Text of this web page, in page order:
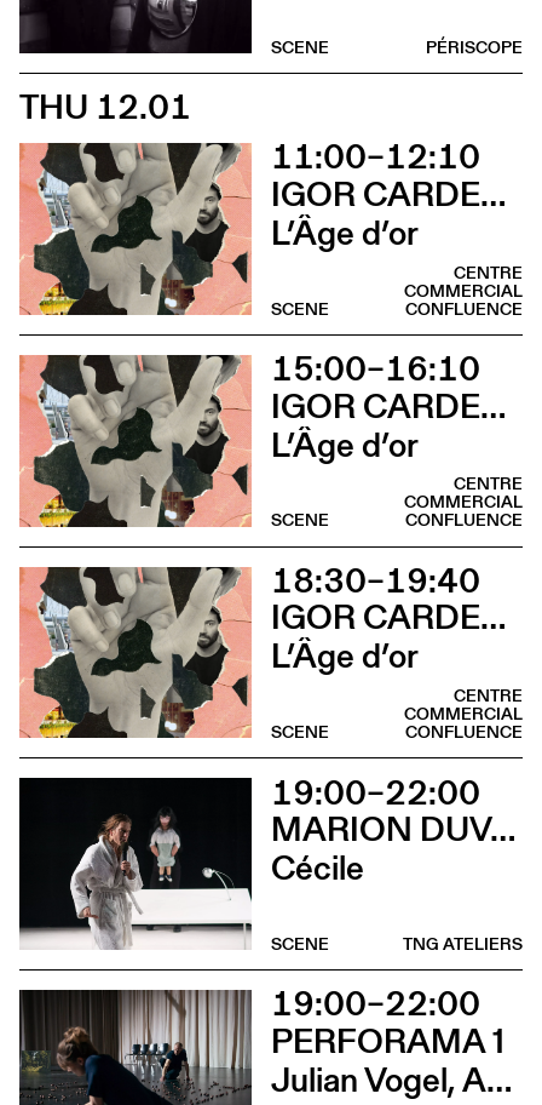
PÉRISCOPE
SCENE
THU 12.01
11:00–12:10
IGOR CARDELLINI & TOMAS GONZALEZ
L’Âge d’or
CENTRE
COMMERCIAL
CONFLUENCE
SCENE
15:00–16:10
IGOR CARDELLINI & TOMAS GONZALEZ
L’Âge d’or
CENTRE
COMMERCIAL
CONFLUENCE
SCENE
18:30–19:40
IGOR CARDELLINI & TOMAS GONZALEZ
L’Âge d’or
CENTRE
COMMERCIAL
CONFLUENCE
SCENE
19:00–22:00
MARION DUVAL - CHRIS CADILLAC
Cécile
TNG ATELIERS
SCENE
19:00–22:00
PERFORAMA 1
Julian Vogel, Aurélien Dougé, Igor Cardellini & Tomas Gonzalez